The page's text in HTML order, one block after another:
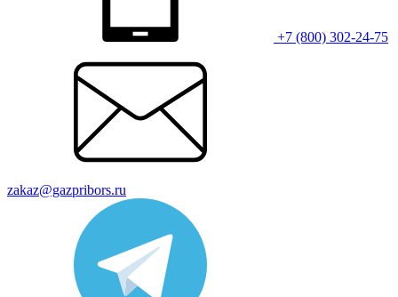
+7 (800) 302-24-75
zakaz@gazpribors.ru